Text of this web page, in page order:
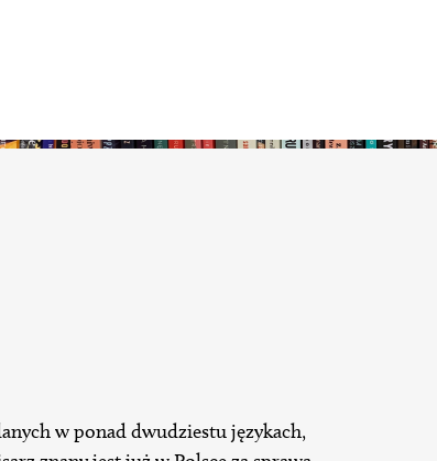
w ponad dwudziestu językach,